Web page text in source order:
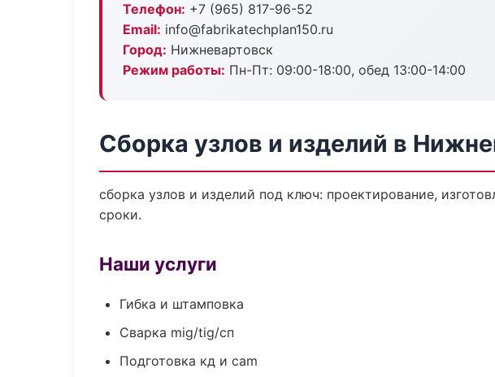
Телефон: +7 (965) 817-96-52
Email: info@fabrikatechplan150.ru
Город: Нижневартовск
Режим работы: Пн-Пт: 09:00-18:00, обед 13:00-14:00
Сборка узлов и изделий в
сборка узлов и изделий под ключ: проектирование,
сроки.
Наши услуги
Гибка и штамповка
Сварка mig/tig/сп
Подготовка кд и cam